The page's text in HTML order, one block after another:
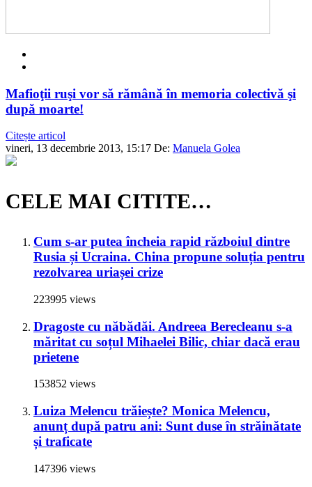
Mafioţii ruşi vor să rămână în memoria colectivă şi
după moarte!
Citește articol
vineri, 13 decembrie 2013, 15:17 De: Manuela Golea
CELE MAI CITITE…
Cum s-ar putea încheia rapid războiul dintre
Rusia și Ucraina. China propune soluția pentru
rezolvarea uriașei crize
223995 views
Dragoste cu năbădăi. Andreea Berecleanu s-a
măritat cu soțul Mihaelei Bilic, chiar dacă erau
prietene
153852 views
Luiza Melencu trăiește? Monica Melencu,
anunț după patru ani: Sunt duse în străinătate
și traficate
147396 views